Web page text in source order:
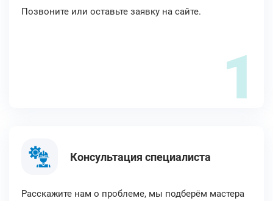
Позвоните или оставьте заявку на сайте.
1
Консультация специалиста
Расскажите нам о проблеме, мы подберём мастера